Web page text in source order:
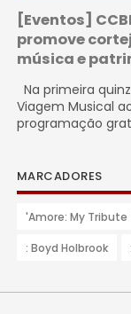
[Eventos]
promove
música e
Na primeira
Viagem Musical
programação
MARCADORES
'Amore: My Tribute
: Boyd Holbrook